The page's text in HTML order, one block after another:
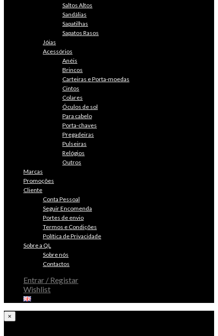
Saltos Altos
Sandálias
Sapatilhas
Sapatos Rasos
Jóias
Acessórios
Anéis
Brincos
Carteiras e Porta-moedas
Cintos
Colares
Óculos de sol
Para cabelo
Porta-chaves
Pregadeiras
Pulseiras
Relógios
Outros
Marcas
Promoções
Cliente
Conta Pessoal
Seguir Encomenda
Portes de envio
Termos e Condições
Política de Privacidade
Sobre a QL
Sobre nós
Contactos
Entrar / Registar
Wishlist
×